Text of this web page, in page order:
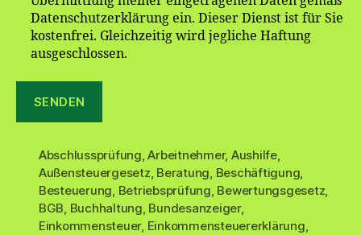
Datenschutzerklärung ein. Dieser Dienst ist für Sie
kostenfrei. Gleichzeitig wird jegliche Haftung
ausgeschlossen.
Abschlussprüfung,Arbeitnehmer, Aushilfe,
Außensteuergesetz, Beratung, Beschäftigung,
Besteuerung, Betriebsprüfung, Bewertungsgesetz,
BGB, Buchhaltung, Bundesanzeiger,
Einkommensteuer, Einkommensteuererklärung,